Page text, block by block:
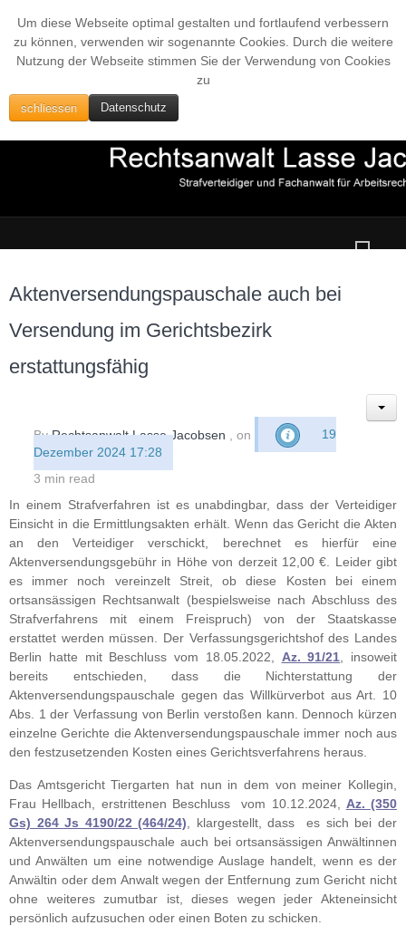
Um diese Webseite optimal gestalten und fortlaufend verbessern
zu können, verwenden wir sogenannte Cookies. Durch die weitere
Nutzung der Webseite stimmen Sie der Verwendung von Cookies
zu
schliessen Datenschutz
Aktenversendungspauschale auch bei
Versendung im Gerichtsbezirk
erstattungsfähig
ByRechtsanwalt Lasse Jacobsen , on
19
Dezember 2024 17:28
3 min read
In einem Strafverfahren ist es unabdingbar, dass der Verteidiger
Einsicht in die Ermittlungsakten erhält. Wenn das Gericht die Akten
an den Verteidiger verschickt, berechnet es hierfür eine
Aktenversendungsgebühr in Höhe von derzeit 12,00 €. Leider gibt
es immer noch vereinzelt Streit, ob diese Kosten bei einem
ortsansässigen Rechtsanwalt (bespielsweise nach Abschluss des
Strafverfahrens mit einem Freispruch) von der Staatskasse
erstattet werden müssen. Der Verfassungsgerichtshof des Landes
Berlin hatte mit Beschluss vom 18.05.2022, Az. 91/21 , insoweit
bereits entschieden, dass die Nichterstattung der
Aktenversendungspauschale gegen das Willkürverbot aus Art. 10
Abs. 1 der Verfassung von Berlin verstoßen kann. Dennoch kürzen
einzelne Gerichte die Aktenversendungspauschale immer noch aus
den festzusetzenden Kosten eines Gerichtsverfahrens heraus.
Das Amtsgericht Tiergarten hat nun in dem von meiner Kollegin,
Frau Hellbach, erstrittenen Beschluss vom 10.12.2024, Az. (350
Gs) 264 Js 4190/22 (464/24) , klargestellt, dass es sich bei der
Aktenversendungspauschale auch bei ortsansässigen Anwältinnen
und Anwälten um eine notwendige Auslage handelt, wenn es der
Anwältin oder dem Anwalt wegen der Entfernung zum Gericht nicht
ohne weiteres zumutbar ist, dieses wegen jeder Akteneinsicht
persönlich aufzusuchen oder einen Boten zu schicken.